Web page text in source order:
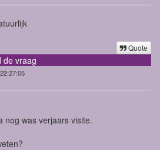
Quote
de vraag
nog was verjaars visite.